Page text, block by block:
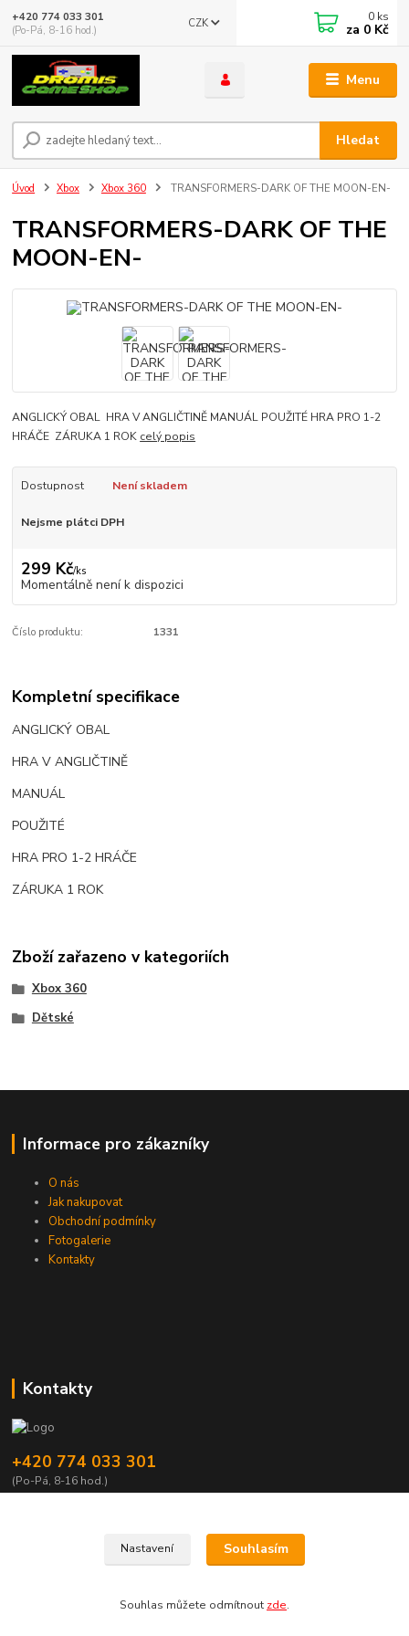
Menu
CZK
Hledat
+420 774 033 301
(Po-Pá, 8-16 hod.)
0 ks
za 0 Kč
Úvod Xbox Xbox 360 TRANSFORMERS-DARK OF THE MOON-EN-
TRANSFORMERS-DARK OF THE
MOON-EN-
ANGLICKÝ OBAL HRA V ANGLIČTINĚ MANUÁL POUŽITÉ HRA PRO 1-2
HRÁČE ZÁRUKA 1 ROK celý popis
Dostupnost Není skladem
Nejsme plátci DPH
299 Kč/ks
Momentálně není k dispozici
Číslo produktu: 1331
Kompletní specifikace
ANGLICKÝ OBAL
HRA V ANGLIČTINĚ
MANUÁL
POUŽITÉ
HRA PRO 1-2 HRÁČE
ZÁRUKA 1 ROK
Zboží zařazeno v kategoriích
Xbox 360
Dětské
Informace pro zákazníky
O nás
Jak nakupovat
Obchodní podmínky
Fotogalerie
Kontakty
Kontakty
+420 774 033 301
(Po-Pá, 8-16 hod.)
Nastavení Souhlasím
Souhlas můžete odmítnout zde.